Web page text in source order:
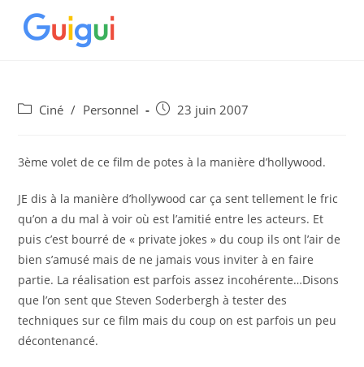
PostCiné / Personnel
Post23 juin 2007
3ème volet de ce film de potes à la manière d’hollywood.
JE dis à la manière d’hollywood car ça sent tellement le fric
qu’on a du mal à voir où est l’amitié entre les acteurs. Et
puis c’est bourré de « private jokes » du coup ils ont l’air de
bien s’amusé mais de ne jamais vous inviter à en faire
partie. La réalisation est parfois assez incohérente…Disons
que l’on sent que Steven Soderbergh à tester des
techniques sur ce film mais du coup on est parfois un peu
décontenancé.